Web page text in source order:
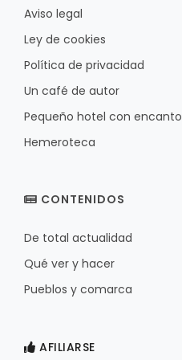
Aviso legal
Ley de cookies
Política de privacidad
Un café de autor
Pequeño hotel con encanto
Hemeroteca
CONTENIDOS
De total actualidad
Qué ver y hacer
Pueblos y comarca
AFILIARSE